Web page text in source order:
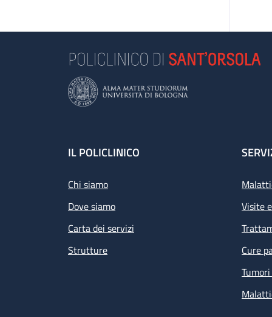
Footer
IL POLICLINICO
Chi siamo
Dove siamo
Carta dei servizi
Strutture
Visite
Cure